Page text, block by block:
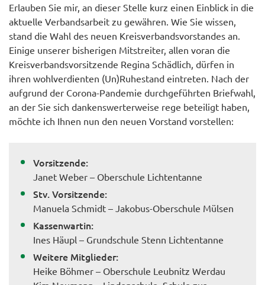
Erlauben Sie mir, an dieser Stelle kurz einen Einblick in die
aktuelle Verbandsarbeit zu gewähren. Wie Sie wissen,
stand die Wahl des neuen Kreisverbandsvorstandes an.
Einige unserer bisherigen Mitstreiter, allen voran die
Kreisverbandsvorsitzende Regina Schädlich, dürfen in
ihren wohlverdienten (Un)Ruhestand eintreten. Nach der
aufgrund der Corona-Pandemie durchgeführten Briefwahl,
an der Sie sich dankenswerterweise rege beteiligt haben,
möchte ich Ihnen nun den neuen Vorstand vorstellen:
Vorsitzende:
Janet Weber – Oberschule Lichtentanne
Stv. Vorsitzende:
Manuela Schmidt – Jakobus-Oberschule Mülsen
Kassenwartin:
Ines Häupl – Grundschule Stenn Lichtentanne
Weitere Mitglieder:
Heike Böhmer – Oberschule Leubnitz Werdau